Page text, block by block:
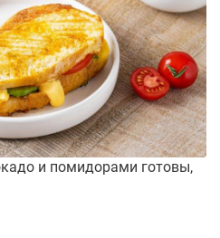
и помидорами готовы,